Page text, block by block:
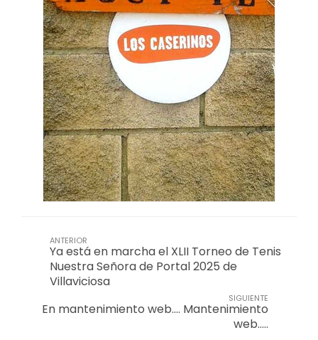
ANTERIOR
Ya está en marcha el XLII Torneo de Tenis
Nuestra Señora de Portal 2025 de
Villaviciosa
SIGUIENTE
En mantenimiento web…. Mantenimiento
web…..